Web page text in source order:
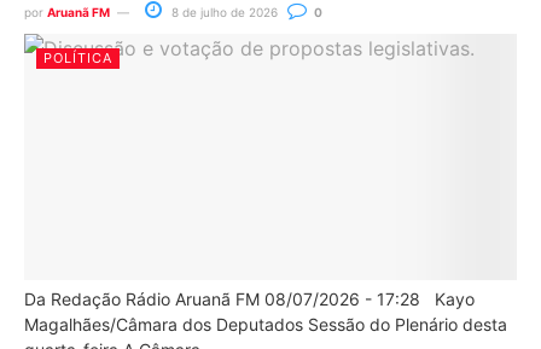
por Aruanã FM 8 de julho de 2026 0
POLÍTICA
Da Redação Rádio Aruanã FM 08/07/2026 - 17:28 Kayo
Magalhães/Câmara dos Deputados Sessão do Plenário desta